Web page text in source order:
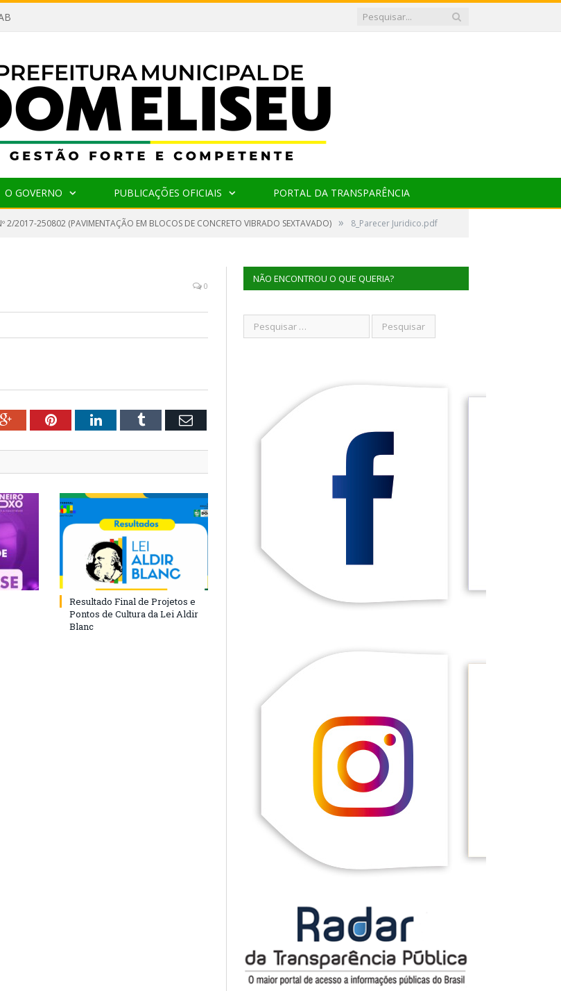
O GOVERNO PUBLICAÇÕES OFICIAIS PORTAL DA TRANSPARÊNCIA
2/2017-250802 (PAVIMENTAÇÃO EM BLOCOS DE CONCRETO VIBRADO SEXTAVADO) » 8_Parecer Juridico.pdf
0
Google+PinterestLinkedInTumblr Email
Resultado Final de Projetos e
Pontos de Cultura da Lei Aldir
Blanc
NÃO ENCONTROU O QUE QUERIA?